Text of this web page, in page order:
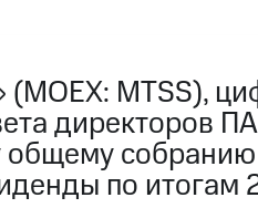
MTSS),
директоров
по итогам